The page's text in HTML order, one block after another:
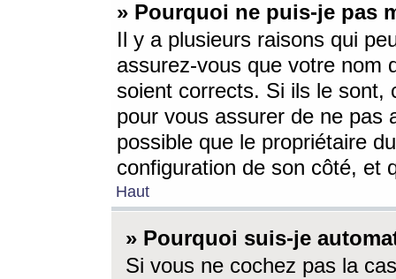
» Pourquoi ne puis-je pas
Il y a plusieurs raisons qui
assurez-vous que votre nom
soient corrects. Si ils le sont,
pour vous assurer de ne pas
possible que le propriétaire
configuration de son côté, et
Haut
» Pourquoi suis-je
Si vous ne cochez pas la